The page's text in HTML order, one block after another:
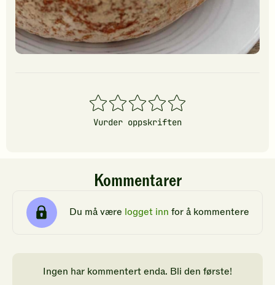
1
stjerner
2
stjerner
3
stjerner
4
stjerner
5
stjerner
Vurder oppskriften
Kommentarer
Du må være logget inn for å kommentere
Ingen har kommentert enda. Bli den første!